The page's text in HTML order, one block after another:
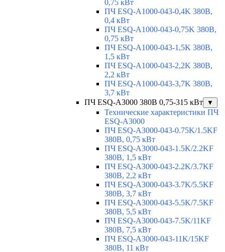
0,75 кВт
ПЧ ESQ-A1000-043-0,4K 380В,
0,4 кВт
ПЧ ESQ-A1000-043-0,75K 380В,
0,75 кВт
ПЧ ESQ-A1000-043-1,5K 380В,
1,5 кВт
ПЧ ESQ-A1000-043-2,2K 380В,
2,2 кВт
ПЧ ESQ-A1000-043-3,7K 380В,
3,7 кВт
ПЧ ESQ-A3000 380В 0,75-315 кВт
▼
Технические характеристики ПЧ
ESQ-A3000
ПЧ ESQ-A3000-043-0.75K/1.5KF
380В, 0,75 кВт
ПЧ ESQ-A3000-043-1.5K/2.2KF
380В, 1,5 кВт
ПЧ ESQ-A3000-043-2.2K/3.7KF
380В, 2,2 кВт
ПЧ ESQ-A3000-043-3.7K/5.5KF
380В, 3,7 кВт
ПЧ ESQ-A3000-043-5.5K/7.5KF
380В, 5,5 кВт
ПЧ ESQ-A3000-043-7.5K/11KF
380В, 7,5 кВт
ПЧ ESQ-A3000-043-11K/15KF
380В, 11 кВт